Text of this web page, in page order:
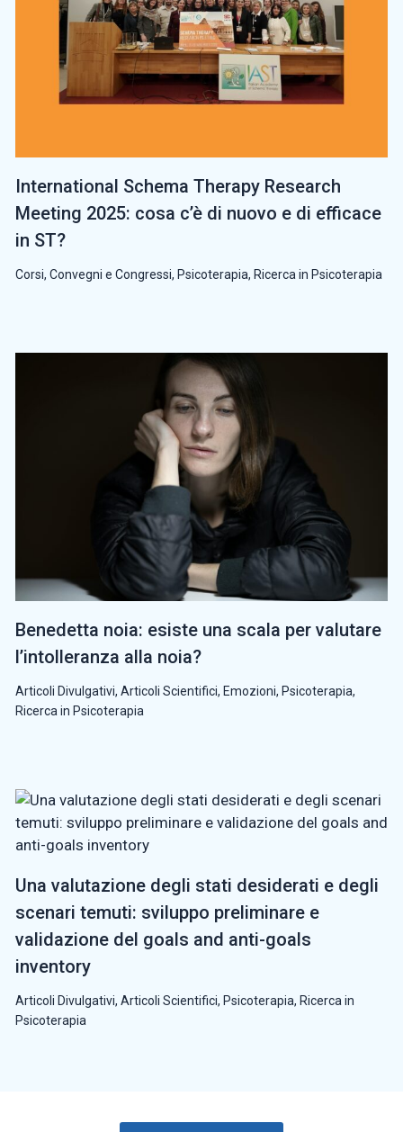
International Schema Therapy Research
Meeting 2025: cosa c’è di nuovo e di efficace
in ST?
Corsi, Convegni e Congressi, Psicoterapia, Ricerca in Psicoterapia
Benedetta noia: esiste una scala per valutare
l’intolleranza alla noia?
Articoli Divulgativi, Articoli Scientifici, Emozioni, Psicoterapia,
Ricerca in Psicoterapia
Una valutazione degli stati desiderati e degli
scenari temuti: sviluppo preliminare e
validazione del goals and anti-goals
inventory
Articoli Divulgativi, Articoli Scientifici, Psicoterapia, Ricerca in
Psicoterapia